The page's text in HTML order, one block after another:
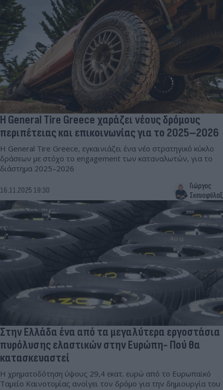
Η General Tire Greece χαράζει νέους δρόμους
περιπέτειας και επικοινωνίας για το 2025–2026
Η General Tire Greece, εγκαινιάζει ένα νέο στρατηγικό κύκλο
δράσεων με στόχο το engagement των καταναλωτών, για το
διάστημα 2025–2026
16.11.2025 19:30
Γιώργος
Σκευοφύλαξ
Στην Ελλάδα ένα από τα μεγαλύτερα εργοστάσια
πυρόλυσης ελαστικών στην Ευρώπη- Πού θα
κατασκευαστεί
Η χρηματοδότηση ύψους 29,4 εκατ. ευρώ από το Ευρωπαϊκό
Ταμείο Καινοτομίας ανοίγει τον δρόμο για την δημιουργία του